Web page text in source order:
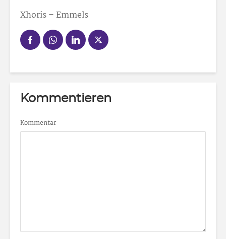
Xhoris – Emmels
Kommentieren
Kommentar